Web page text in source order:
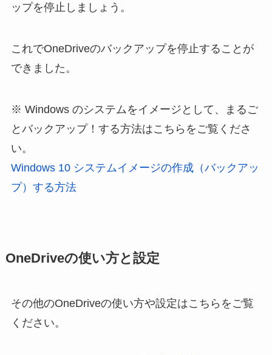
ップを停止しましょう。
これでOneDriveのバックアップを停止することが
できました。
※ Windows のシステムをイメージとして、まるご
とバックアップ！する方法はこちらをご覧くださ
い。
Windows 10 システムイメージの作成（バックアッ
プ）する方法
OneDriveの使い方と設定
その他のOneDriveの使い方や設定はこちらをご覧
ください。